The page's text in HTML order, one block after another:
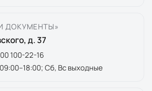
ДОКУМЕНТЫ»
д. 37
100-22-16
Сб, Вс выходные